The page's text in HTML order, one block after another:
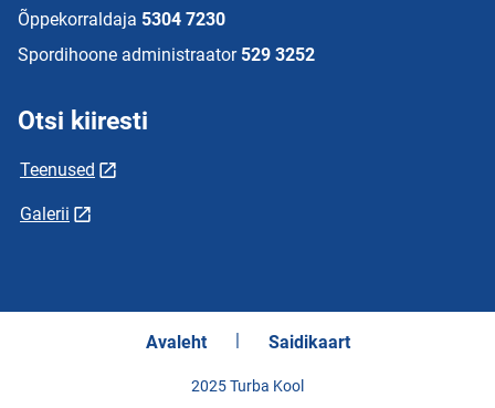
Õppekorraldaja 5304 7230
Spordihoone administraator 529 3252
Otsi kiiresti
Teenused
Galerii
Avaleht Saidikaart
2025 Turba Kool